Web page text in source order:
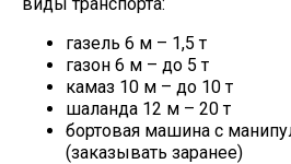
газель 6 м – 1,5 т
газон 6 м – до 5 т
камаз 10 м – до 10 т
шаланда 12 м – 20 т
бортовая машина с
(заказывать заранее)